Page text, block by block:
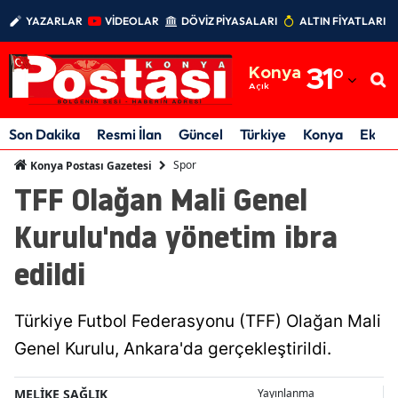
YAZARLAR VİDEOLAR DÖVİZ PİYASALARI ALTIN FİYATLARI
Konya
Açık 31°
Adıyaman
Afyonkarahisar
Amasya
Ankara
Aydın
Balıkesir
Son Dakika Resmi İlan Güncel Türkiye Konya
Konya Postası Gazetesi Spor
TFF Olağan Mali Genel
Kurulu'nda yönetim ibra
edildi
Türkiye Futbol Federasyonu (TFF) Olağan Mali
Genel Kurulu, Ankara'da gerçekleştirildi.
MELİKE SAĞLIK
Yayınlanma